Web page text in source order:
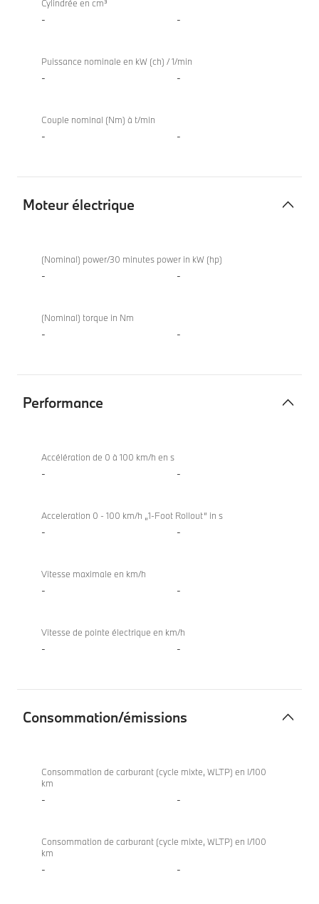
Cylindrée en cm³
- -
Puissance nominale en kW (ch) / 1/min
- -
Couple nominal (Nm) à t/min
- -
Moteur électrique
électrique
(Nominal) power/30 minutes power in kW (hp)
- -
(Nominal) torque in Nm
- -
Performance
Accélération de 0 à 100 km/h en s
- -
Acceleration 0 - 100 km/h „1-Foot Rollout“ in s
- -
Vitesse maximale en km/h
- -
Vitesse de pointe électrique en km/h
- -
Consommation/émissions
émissions
Consommation de carburant (cycle mixte, WLTP) en l/100
km
- -
Consommation de carburant (cycle mixte, WLTP) en l/100
km
- -